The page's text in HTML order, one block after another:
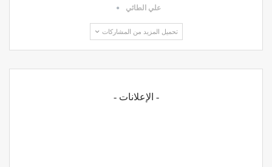
علي الطائي
تحميل المزيد من المشاركات
- الإعلانات -